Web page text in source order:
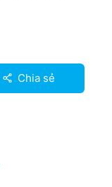
Chia sẻ